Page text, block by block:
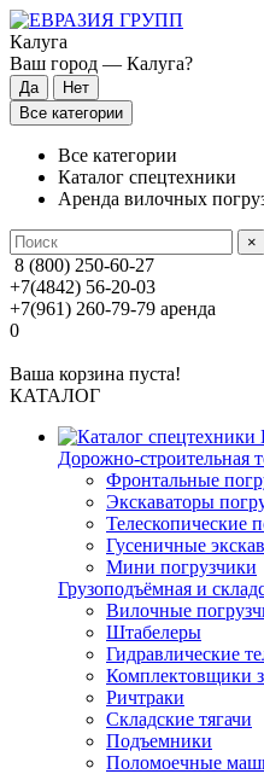
Калуга
Ваш город — Калуга?
Все категории
Все категории
Каталог спецтехники
Аренда вилочных
×
8 (800) 250-60-27
+7(4842) 56-20-03
+7(961) 260-79-79 аренда
0
Ваша корзина пуста!
КАТАЛОГ
Дорожно-строительная
Фронтальные
Экскаваторы
Телескопические
Гусеничные
Мини погрузчики
Грузоподъёмная и
Вилочные
Штабелеры
Гидравлические
Комплектовщики
Ричтраки
Складские тягачи
Подъемники
Поломоечные